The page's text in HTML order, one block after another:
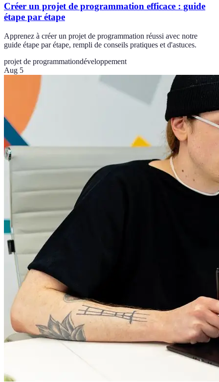
Créer un projet de programmation efficace : guide
étape par étape
Apprenez à créer un projet de programmation réussi avec notre
guide étape par étape, rempli de conseils pratiques et d'astuces.
projet de programmationdéveloppement
Aug 5